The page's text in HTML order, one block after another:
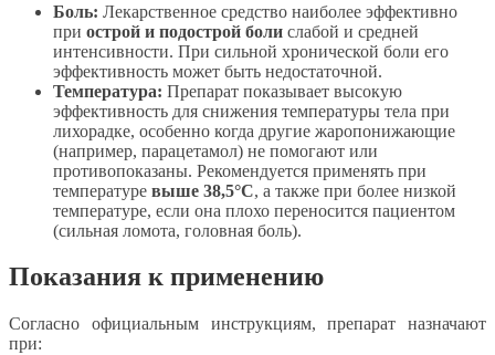
Боль: Лекарственное средство наиболее эффективно
при острой и подострой боли слабой и средней
интенсивности. При сильной хронической боли его
эффективность может быть недостаточной.
Температура: Препарат показывает высокую
эффективность для снижения температуры тела при
лихорадке, особенно когда другие жаропонижающие
(например, парацетамол) не помогают или
противопоказаны. Рекомендуется применять при
температуре выше 38,5°C, а также при более низкой
температуре, если она плохо переносится пациентом
(сильная ломота, головная боль).
Показания к применению
Согласно официальным инструкциям, препарат назначают
при: